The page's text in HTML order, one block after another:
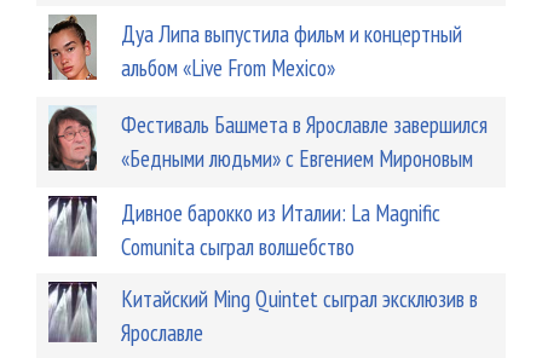
Дуа Липа выпустила фильм и концертный
альбом «Live From Mexico»
Фестиваль Башмета в Ярославле завершился
«Бедными людьми» с Евгением Мироновым
Дивное барокко из Италии: La Magnific
Comunita сыграл волшебство
Китайский Ming Quintet сыграл эксклюзив в
Ярославле